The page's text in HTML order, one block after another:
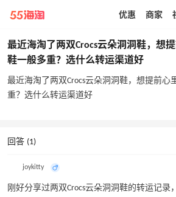
带你去官网买正品
优惠 商家
最近海淘了两双Crocs云朵洞洞鞋，想
鞋一般多重？选什么转运渠道好
最近海淘了两双Crocs云朵洞洞鞋，想提前心
重？选什么转运渠道好
回答 (1)
joykitty
刚好分享过两双Crocs云朵洞洞鞋的转运记录